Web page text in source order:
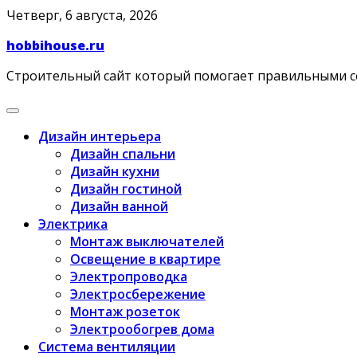
Skip
content
Четверг, 6 августа, 2026
hobbihouse.ru
Строительный сайт который помогает правильными
Дизайн интерьера
Дизайн спальни
Дизайн кухни
Дизайн гостиной
Дизайн ванной
Электрика
Монтаж выключателей
Освещение в квартире
Электропроводка
Электросбережение
Монтаж розеток
Электрообогрев дома
Система вентиляции